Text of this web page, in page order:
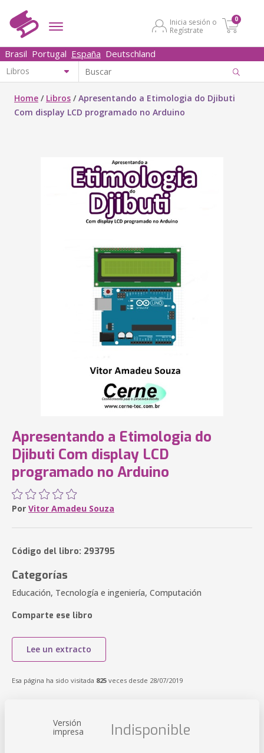
Inicia sesión o
Regístrate
0
Brasil Portugal España Deutschland
Home / Libros /Apresentando a Etimologia do Djibuti
Com display LCD programado no Arduino
Apresentando a Etimologia do
Djibuti Com display LCD
programado no Arduino
Por Vitor Amadeu Souza
Código del libro: 293795
Categorías
Educación, Tecnología e ingeniería, Computación
Comparte ese libro
Lee un extracto
Esa página ha sido visitada 825 veces desde 28/07/2019
Versión
impresa Indisponible